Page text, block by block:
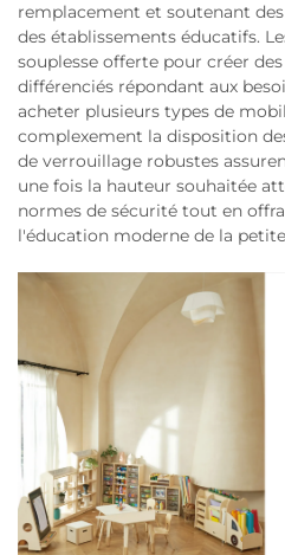
remplacement et soutenant
des établissements éducatifs.
souplesse offerte pour créer
différenciés répondant aux
acheter plusieurs types de
complexement la disposition
de verrouillage robustes
une fois la hauteur souhaitée
normes de sécurité tout en
l'éducation moderne de la